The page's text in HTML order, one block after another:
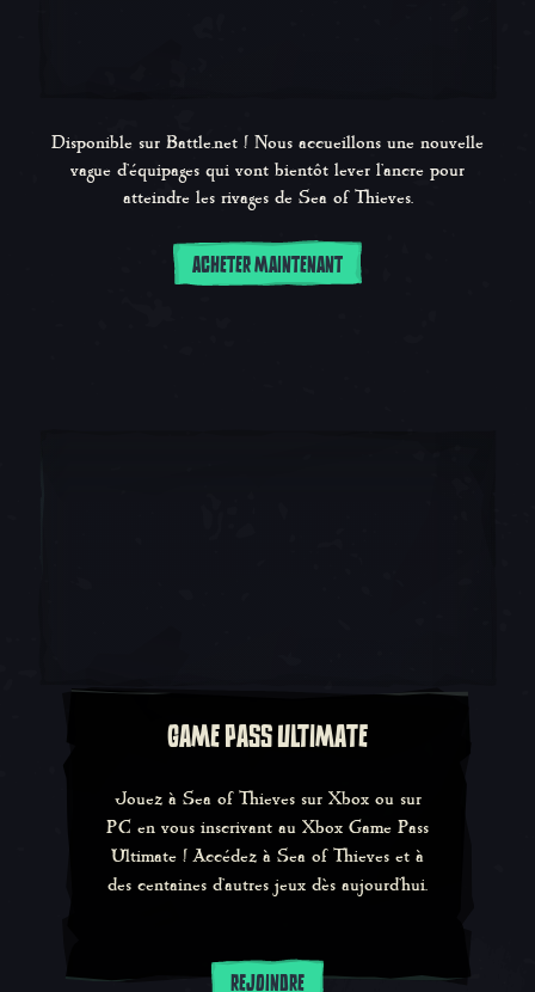
Disponible sur Battle.net ! Nous accueillons une nouvelle
vague d'équipages qui vont bientôt lever l'ancre pour
atteindre les rivages de Sea of Thieves.
ACHETER MAINTENANT
GAME PASS ULTIMATE
Jouez à Sea of Thieves sur Xbox ou sur
PC en vous inscrivant au Xbox Game Pass
Ultimate ! Accédez à Sea of Thieves et à
des centaines d'autres jeux dès aujourd'hui.
REJOINDRE